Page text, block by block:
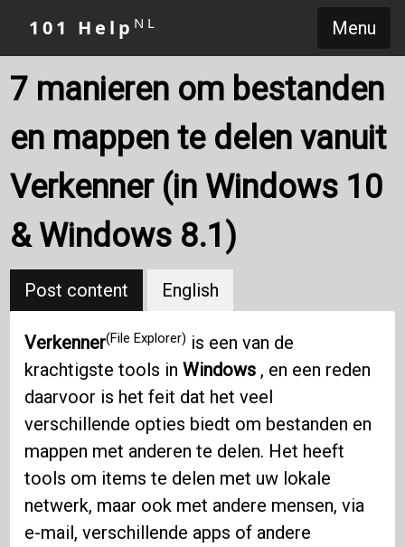
Menu
101 Help NL
7 manieren om bestanden
en mappen te delen vanuit
Verkenner (in Windows 10
& Windows 8.1)
Post content English
Verkenner(File Explorer) is een van de
krachtigste tools inWindows , en een reden
daarvoor is het feit dat het veel
verschillende opties biedt om bestanden en
mappen met anderen te delen. Het heeft
tools om items te delen met uw lokale
netwerk, maar ook met andere mensen, via
e-mail, verschillende apps of andere